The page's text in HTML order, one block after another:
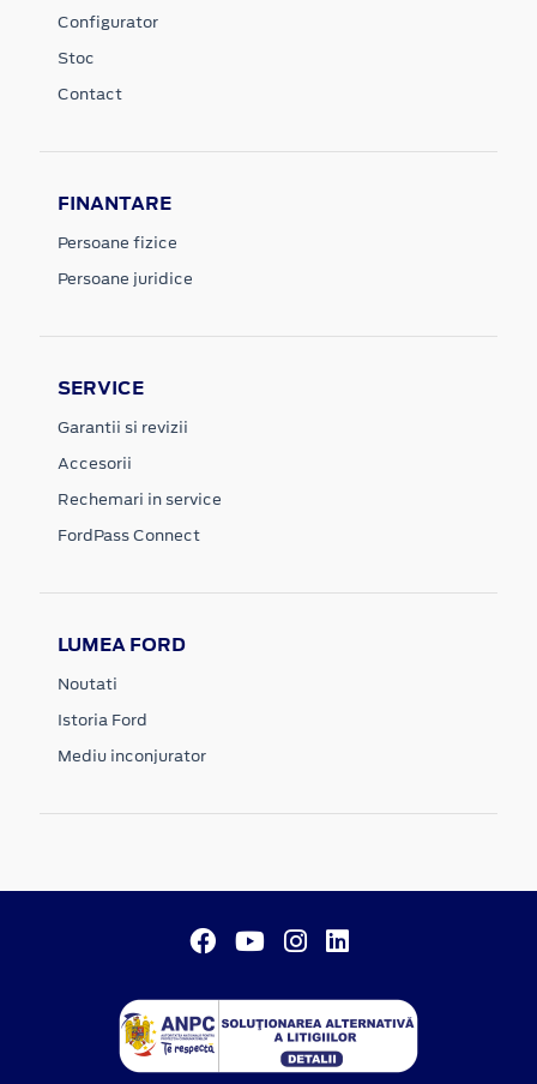
Configurator
Stoc
Contact
FINANTARE
Persoane fizice
Persoane juridice
SERVICE
Garantii si revizii
Accesorii
Rechemari in service
FordPass Connect
LUMEA FORD
Noutati
Istoria Ford
Mediu inconjurator